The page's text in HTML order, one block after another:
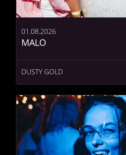
MALO
01.08.2026
DUSTY GOLD